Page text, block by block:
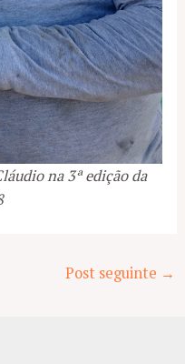
na 3ª edição da
Post seguinte →